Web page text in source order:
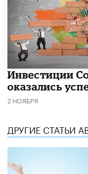
​Инвестиции
оказались
2 НОЯБРЯ
ДРУГИЕ СТАТЬИ